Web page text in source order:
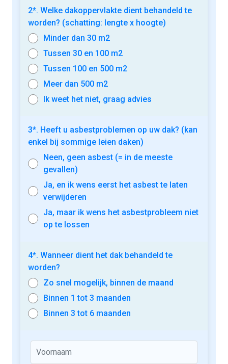
2*. Welke dakoppervlakte dient behandeld te
worden? (schatting: lengte x hoogte)
Minder dan 30 m2
Tussen 30 en 100 m2
Tussen 100 en 500 m2
Meer dan 500 m2
Ik weet het niet, graag advies
3*. Heeft u asbestproblemen op uw dak? (kan
enkel bij sommige leien daken)
Neen, geen asbest (= in de meeste
gevallen)
Ja, en ik wens eerst het asbest te laten
verwijderen
Ja, maar ik wens het asbestprobleem niet
op te lossen
4*. Wanneer dient het dak behandeld te
worden?
Zo snel mogelijk, binnen de maand
Binnen 1 tot 3 maanden
Binnen 3 tot 6 maanden